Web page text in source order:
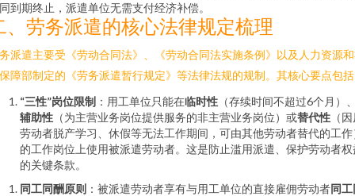
到期终止，派遣单位无需支付经济补偿。
、劳务派遣的核心法律规定梳理
派遣主要受《劳动合同法》、《劳动合同法实施条例》以及人力资源
障部制定的《劳务派遣暂行规定》等法律法规的规制。其核心要点包
“三性”岗位限制 ：用工单位只能在临时性 （存续时间不超过6个月）
辅助性 （为主营业务岗位提供服务的非主营业务岗位）或替代性 （
劳动者脱产学习、休假等无法工作期间，可由其他劳动者替代的工作
的工作岗位上使用被派遣劳动者。这是防止滥用派遣、保护劳动者权
的关键条款。
同工同酬原则 ：被派遣劳动者享有与用工单位的直接雇佣劳动者同